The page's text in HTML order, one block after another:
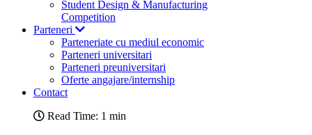
Student Design & Manufacturing
Competition
Parteneri
Parteneriate cu mediul economic
Parteneri universitari
Parteneri preuniversitari
Oferte angajare/internship
Contact
Read Time: 1 min